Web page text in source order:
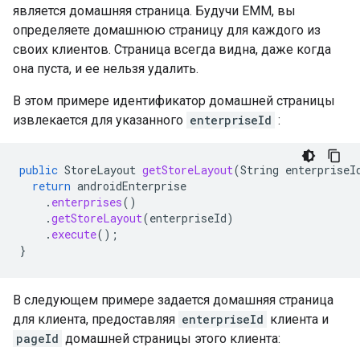
является домашняя страница. Будучи EMM, вы
определяете домашнюю страницу для каждого из
своих клиентов. Страница всегда видна, даже когда
она пуста, и ее нельзя удалить.
В этом примере идентификатор домашней страницы
извлекается для указанного enterpriseId :
public StoreLayout getStoreLayout(String
return androidEnterprise
. enterprises()
.getStoreLayout(enterpriseId)
. execute();
}
В следующем примере задается домашняя страница
для клиента, предоставляя enterpriseId клиента и
pageId домашней страницы этого клиента: